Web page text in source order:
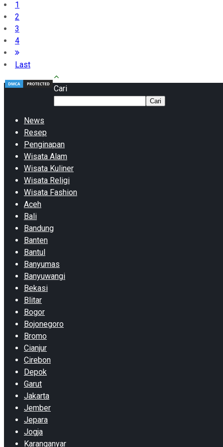
1
2
3
4
Last
Cari
Cari
News
Resep
Penginapan
Wisata Alam
Wisata Kuliner
Wisata Religi
Wisata Fashion
Aceh
Bali
Bandung
Banten
Bantul
Banyumas
Banyuwangi
Bekasi
Blitar
Bogor
Bojonegoro
Bromo
Cianjur
Cirebon
Depok
Garut
Jakarta
Jember
Jepara
Jogja
Karanganyar